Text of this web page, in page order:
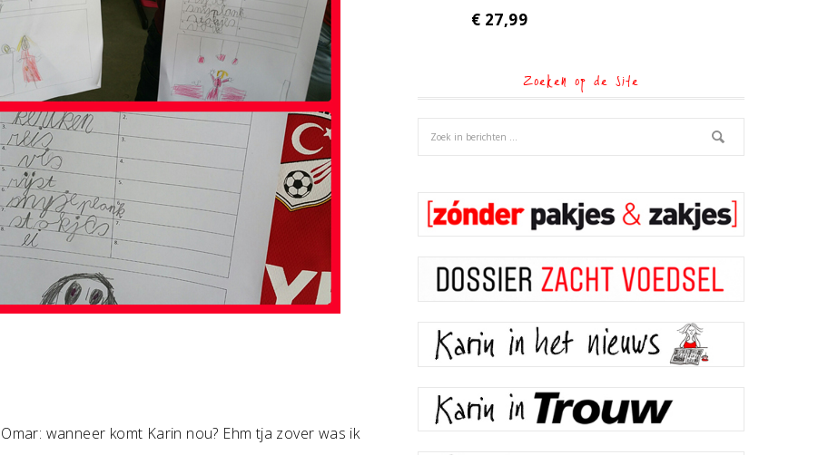
wanneer komt Karin nou? Ehm tja zover was ik
€ 27,99
Zoeken op de site